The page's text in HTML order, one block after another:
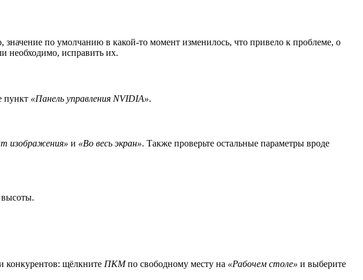
по умолчанию в какой-то момент изменилось, что привело к проблеме, о
необходимо, исправить их.
пункт «Панель управления NVIDIA».
изображения» и «Во весь экран». Также проверьте остальные параметры вроде
высоты.
конкурентов: щёлкните ПКМпо свободному месту на «Рабочем столе» и выберите